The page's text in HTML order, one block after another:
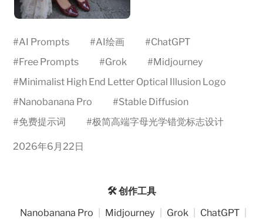
#AI Prompts #AI绘画 #ChatGPT
#Free Prompts #Grok #Midjourney
#Minimalist High End Letter Optical Illusion Logo
#Nanobanana Pro #Stable Diffusion
#免费提示词 #极简高端字母光学错觉标志设计
2026年6月22日
🛠️ 创作工具
Nanobanana Pro
Midjourney Grok ChatGPT